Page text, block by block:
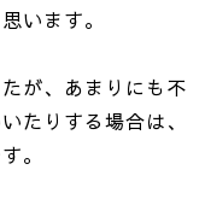
います。
が、あまりにも不
たりする場合は、
。